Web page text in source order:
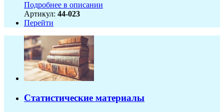
Подробнее в описании
Артикул: 44-023
Перейти
Статистические материалы